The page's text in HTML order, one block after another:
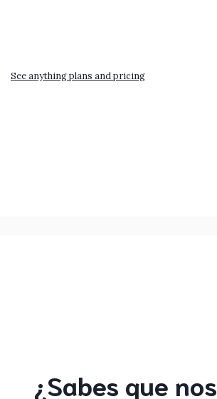
See anything plans and pricing
¿Sabes que nos